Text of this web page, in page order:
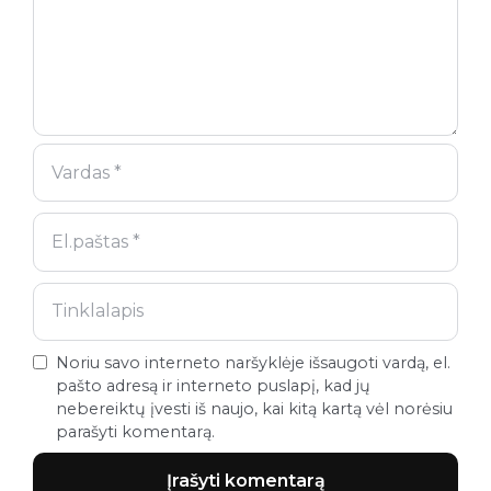
Noriu savo interneto naršyklėje išsaugoti vardą, el.
pašto adresą ir interneto puslapį, kad jų
nebereiktų įvesti iš naujo, kai kitą kartą vėl norėsiu
parašyti komentarą.